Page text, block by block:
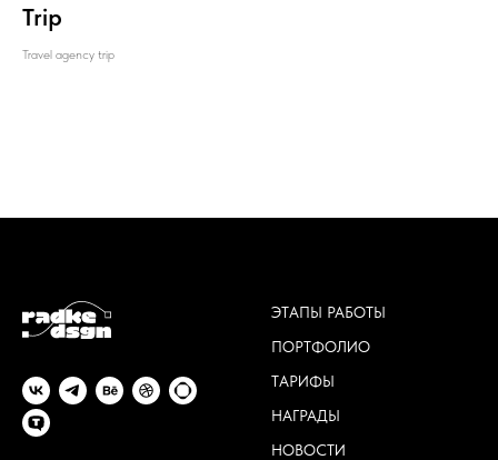
Trip
Travel agency trip
ЭТАПЫ РАБОТЫ
ПОРТФОЛИО
ТАРИФЫ
НАГРАДЫ
НОВОСТИ